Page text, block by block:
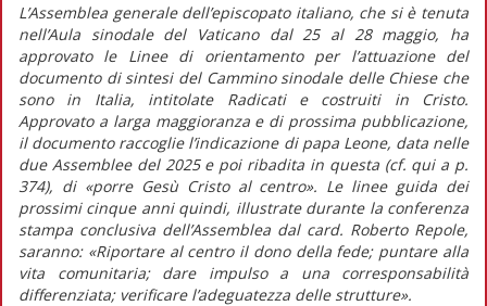
L’Assemblea generale dell’episcopato italiano, che si è tenuta
nell’Aula sinodale del Vaticano dal 25 al 28 maggio, ha
approvato le Linee di orientamento per l’attuazione del
documento di sintesi del Cammino sinodale delle Chiese che
sono in Italia, intitolateRadicati e costruiti in Cristo.
Approvato a larga maggioranza e di prossima pubblicazione,
il documento raccoglie l’indicazione di papa Leone, data nelle
due Assemblee del 2025 e poi ribadita in questa (cf. qui a p.
374), di «porre Gesù Cristo al centro». Le linee guida dei
prossimi cinque anni quindi, illustrate durante la conferenza
stampa conclusiva dell’Assemblea dal card. Roberto Repole,
saranno:«Riportare al centro il dono della fede; puntare alla
vita comunitaria; dare impulso a una corresponsabilità
differenziata; verificare l’adeguatezza delle strutture».